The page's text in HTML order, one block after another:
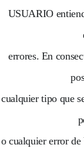
USUARIO
errores. En
cualquier tipo que
o cualquier error